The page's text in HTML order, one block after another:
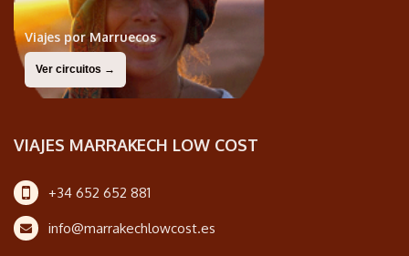
Viajes por Marruecos
Ver circuitos →
VIAJES MARRAKECH LOW COST
+34 652 652 881
info@marrakechlowcost.es